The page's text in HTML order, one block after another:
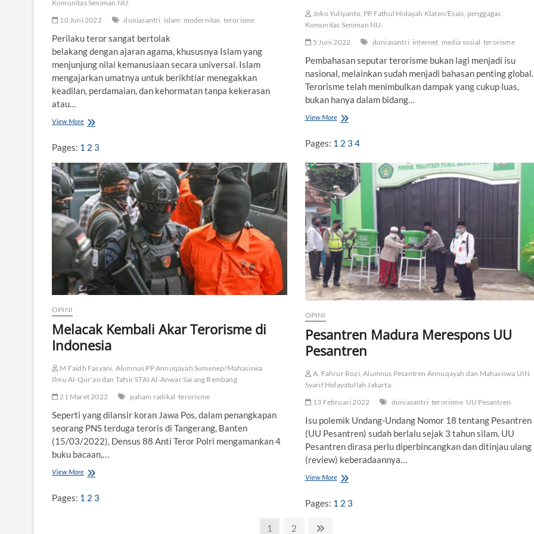
Komunitas Seniman NU.
10 Juni 2022
duniasantri islam modernitas terorisme
Perilaku teror sangat bertolak
belakang dengan ajaran agama, khususnya Islam yang
menjunjung nilai kemanusiaan secara universal. Islam
mengajarkan umatnya untuk berikhtiar menegakkan
keadilan, perdamaian, dan kehormatan tanpa kekerasan
atau…
View More D
o
t
o
i
A
j
a
r
a
s
m
d
a
T
e
o
i
s
m
e
Pages: 1 2 3
Joko Yuliyanto, PP Fathul Hidayah Klaten/Esais, penggagas
Komunitas Seniman NU.
5 Juni 2022
duniasantri internet media sosial terorisme
Pembahasan seputar terorisme bukan lagi menjadi isu
nasional, melainkan sudah menjadi bahasan penting global.
Terorisme telah menimbulkan dampak yang cukup luas,
bukan hanya dalam bidang…
View MoreG
i
t
G
e
r
a
k
a
n
e
r
o
r
m
e
d
M
e
i
a
o
s
i
l
Pages: 1 2 3 4
OPINI
Melacak Kembali Akar Terorisme di
Indonesia
M Faidh Fasyani, Alumnus PP Annuqayah Sumenep/Mahasiswa
Ilmu Al-Qur'an dan Tafsir STAI Al-Anwar Sarang Rembang
21 Maret 2022
paham radikal terorisme
Seperti yang dilansir koran Jawa Pos, dalam penangkapan
seorang PNS terduga teroris di Tangerang, Banten
(15/03/2022), Densus 88 Anti Teror Polri mengamankan 4
buku bacaan,…
View More M
a
Pages: 1 2 3
OPINI
Pesantren Madura Merespons UU
Pesantren
A. Fahrur Rozi, Alumnus Pesantren Annuqayah dan Mahasiswa UIN
Syarif Hidayatullah Jakarta.
13 Februari 2022
duniasantri terorisme UU Pesantren
Isu polemik Undang-Undang Nomor 18 tentang Pesantren
(UU Pesantren) sudah berlalu sejak 3 tahun silam. UU
Pesantren dirasa perlu diperbincangkan dan ditinjau ulang
(review) keberadaannya…
View MoreP
a
Pages: 1 2 3
P1 P
2